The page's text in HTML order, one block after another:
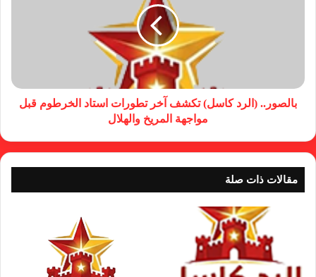
بالصور.. (الرد كاسل) تكشف آخر تطورات استاد الخرطوم قبل
مواجهة المريخ والهلال
مقالات ذات صلة